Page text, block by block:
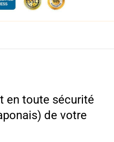
en toute sécurité
de votre